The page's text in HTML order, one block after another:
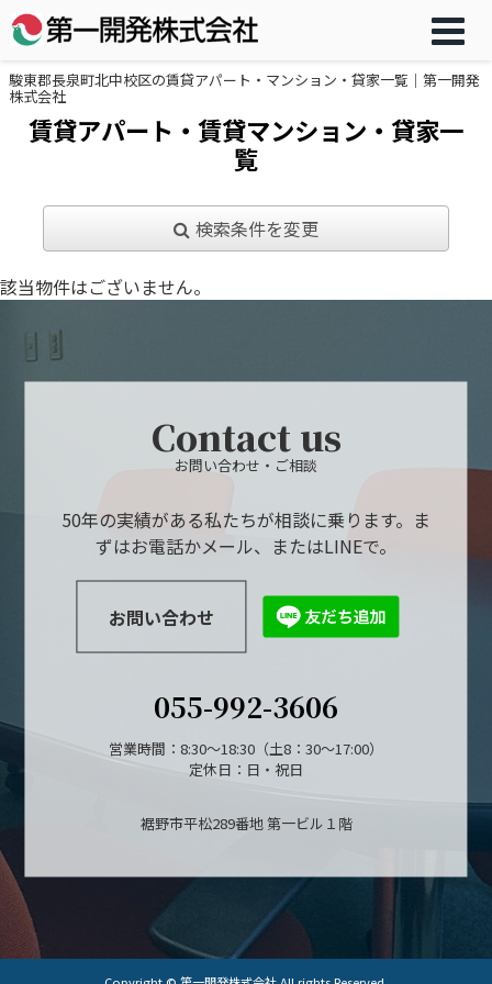
駿東郡長泉町北中校区の賃貸アパート・マンション・貸家一覧｜第一開発
株式会社
賃貸アパート・賃貸マンション・貸家一
覧
検索条件を変更
該当物件はございません。
Contact us
お問い合わせ・ご相談
50年の実績がある私たちが相談に乗ります。ま
ずはお電話かメール、またはLINEで。
お問い合わせ
055-992-3606
営業時間：8:30～18:30（土8：30～17:00）
定休日：日・祝日
裾野市平松289番地 第一ビル１階